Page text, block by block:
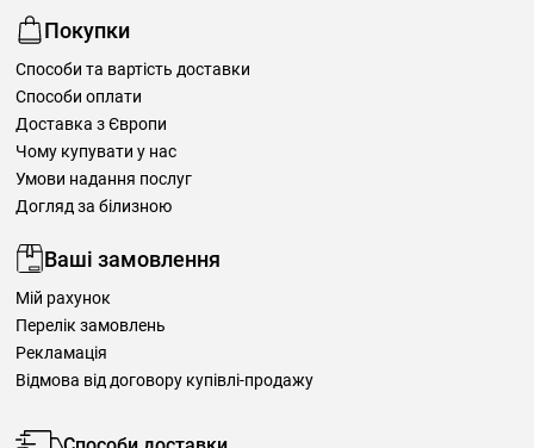
Покупки
Способи та вартість доставки
Способи оплати
Доставка з Європи
Чому купувати у нас
Умови надання послуг
Догляд за білизною
Ваші замовлення
Мій рахунок
Перелік замовлень
Рекламація
Відмова від договору купівлі-продажу